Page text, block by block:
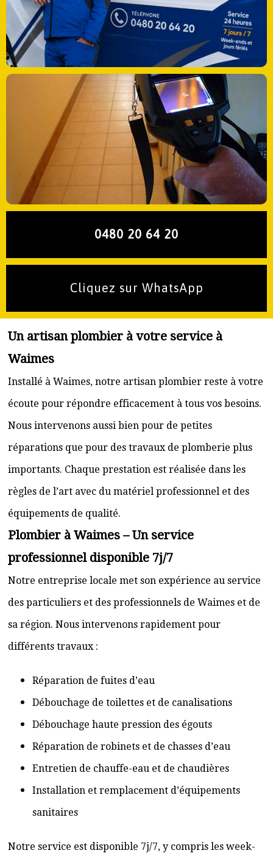
0480 20 64 20
Cliquez sur WhatsApp
Un artisan plombier à votre service à
Waimes
Installé à Waimes, notre artisan plombier reste à votre
écoute pour répondre efficacement à tous vos besoins.
Nous intervenons aussi bien pour de petites
réparations que pour des travaux de plomberie plus
importants. Chaque prestation est réalisée dans les
règles de l’art avec du matériel professionnel et des
équipements de qualité.
Plombier à Waimes – Un service
professionnel disponible 7j/7
Notre entreprise locale met son expérience au service
des particuliers et des professionnels de Waimes et de
sa région. Nous intervenons rapidement pour
différents travaux :
Réparation de fuites d’eau
Débouchage de toilettes et de canalisations
Débouchage haute pression des égouts
Réparation de robinets et de chasses d’eau
Entretien de chauffe-eau et de chaudières
Installation et remplacement d’équipements
sanitaires
Notre service est disponible 7j/7, y compris les week-